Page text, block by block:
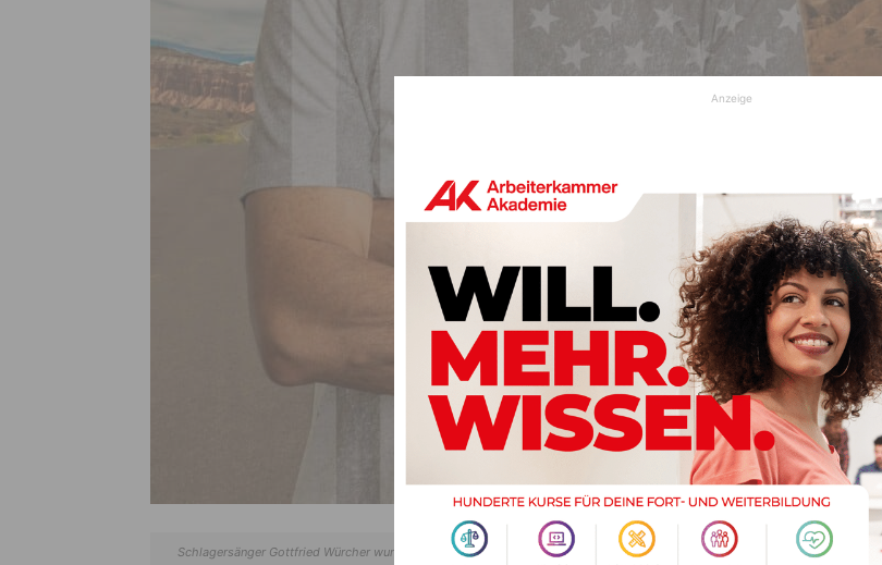
Schlagersänger Gottfried Würcher wurde unfreiwillig Teil eines Internet-Betrugsfalls, der nun im Fernsehen aufgearbeitet wird
Anzeige